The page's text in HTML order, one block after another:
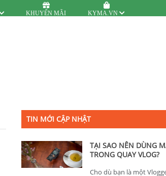
KHUYẾN MÃI KYMA.VN
TIN MỚI CẬP NHẬT
TẠI SAO NÊN DÙNG
TRONG QUAY VLOG?
Cho dù bạn là một